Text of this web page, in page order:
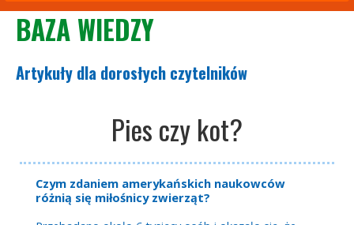
BAZA WIEDZY
Artykuły dla dorosłych czytelników
Pies czy kot?
Czym zdaniem amerykańskich naukowców
różnią się miłośnicy zwierząt?